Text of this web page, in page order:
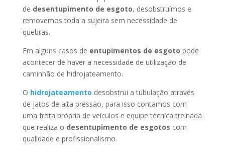
de desentupimento de esgoto, desobstruímos e
removemos toda a sujeira sem necessidade de
quebras.
Em alguns casos de entupimentos de esgoto pode
acontecer de haver a necessidade de utilização de
caminhão de hidrojateamento.
O hidrojateamento desobstrui a tubulação através
de jatos de alta pressão, para isso contamos com
uma frota própria de veículos e equipe técnica treinada
que realiza o desentupimento de esgotos com
qualidade e profissionalismo.